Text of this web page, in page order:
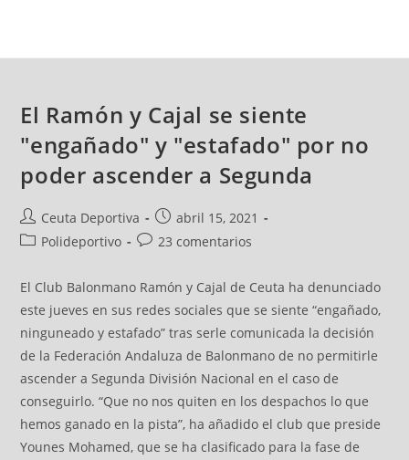
El Ramón y Cajal se siente
"engañado" y "estafado" por no
poder ascender a Segunda
Ceuta Deportiva
abril 15, 2021
Polideportivo
23 comentarios
El Club Balonmano Ramón y Cajal de Ceuta ha denunciado
este jueves en sus redes sociales que se siente “engañado,
ninguneado y estafado” tras serle comunicada la decisión
de la Federación Andaluza de Balonmano de no permitirle
ascender a Segunda División Nacional en el caso de
conseguirlo. “Que no nos quiten en los despachos lo que
hemos ganado en la pista”, ha añadido el club que preside
Younes Mohamed, que se ha clasificado para la fase de